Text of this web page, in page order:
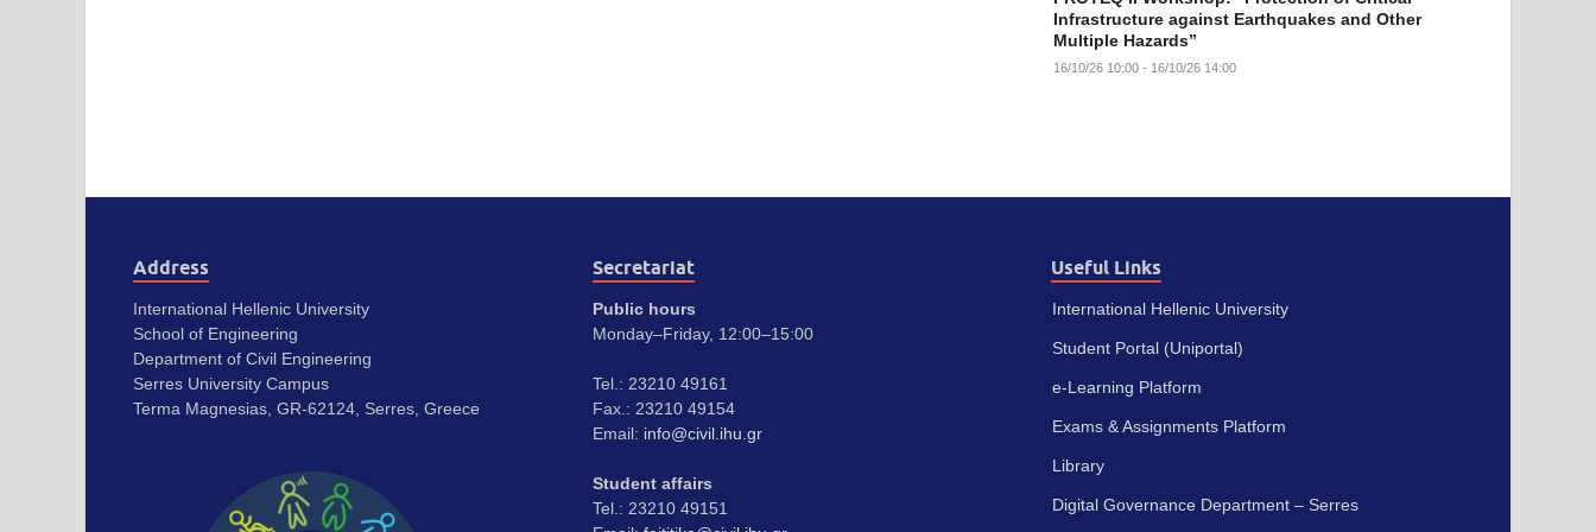
Infrastructure against Earthquakes and Other
Multiple Hazards”
16/10/26 10:00 - 16/10/26 14:00
Address
International Hellenic University
School of Engineering
Department of Civil Engineering
Serres University Campus
Terma Magnesias, GR-62124, Serres, Greece
Secretariat
Public hours
Monday–Friday, 12:00–15:00
Tel.: 23210 49161
Fax.: 23210 49154
Email: info@civil.ihu.gr
Student affairs
Tel.: 23210 49151
Useful Links
International Hellenic University
Student Portal (Uniportal)
e-Learning Platform
Exams & Assignments Platform
Library
Digital Governance Department – Serres